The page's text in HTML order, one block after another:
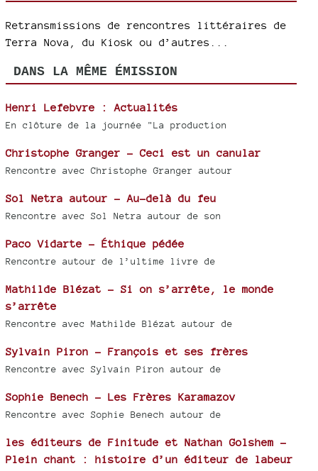
Retransmissions de rencontres littéraires de
Terra Nova, du Kiosk ou d’autres...
DANS LA MÊME ÉMISSION
Henri Lefebvre : Actualités
En clôture de la journée "La production
Christophe Granger - Ceci est un canular
Rencontre avec Christophe Granger autour
Sol Netra autour - Au-delà du feu
Rencontre avec Sol Netra autour de son
Paco Vidarte - Éthique pédée
Rencontre autour de l’ultime livre de
Mathilde Blézat - Si on s’arrête, le monde
s’arrête
Rencontre avec Mathilde Blézat autour de
Sylvain Piron - François et ses frères
Rencontre avec Sylvain Piron autour de
Sophie Benech - Les Frères Karamazov
Rencontre avec Sophie Benech autour de
les éditeurs de Finitude et Nathan Golshem -
Plein chant : histoire d’un éditeur de labeur